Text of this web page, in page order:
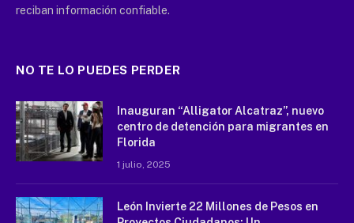
reciban información confiable.
NO TE LO PUEDES PERDER
Inauguran “Alligator Alcatraz”, nuevo
centro de detención para migrantes en
Florida
1 julio, 2025
León Invierte 22 Millones de Pesos en